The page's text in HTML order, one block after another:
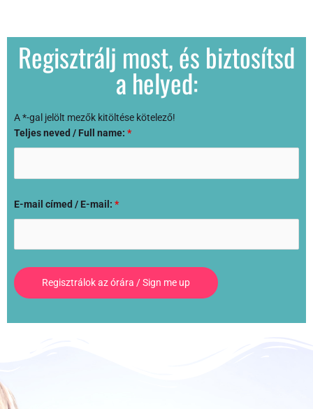
Regisztrálj most, és biztosítsd
a helyed:
A *-gal jelölt mezők kitöltése kötelező!
Teljes neved / Full name: *
E-mail címed / E-mail: *